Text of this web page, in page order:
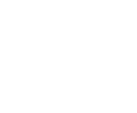
de cette